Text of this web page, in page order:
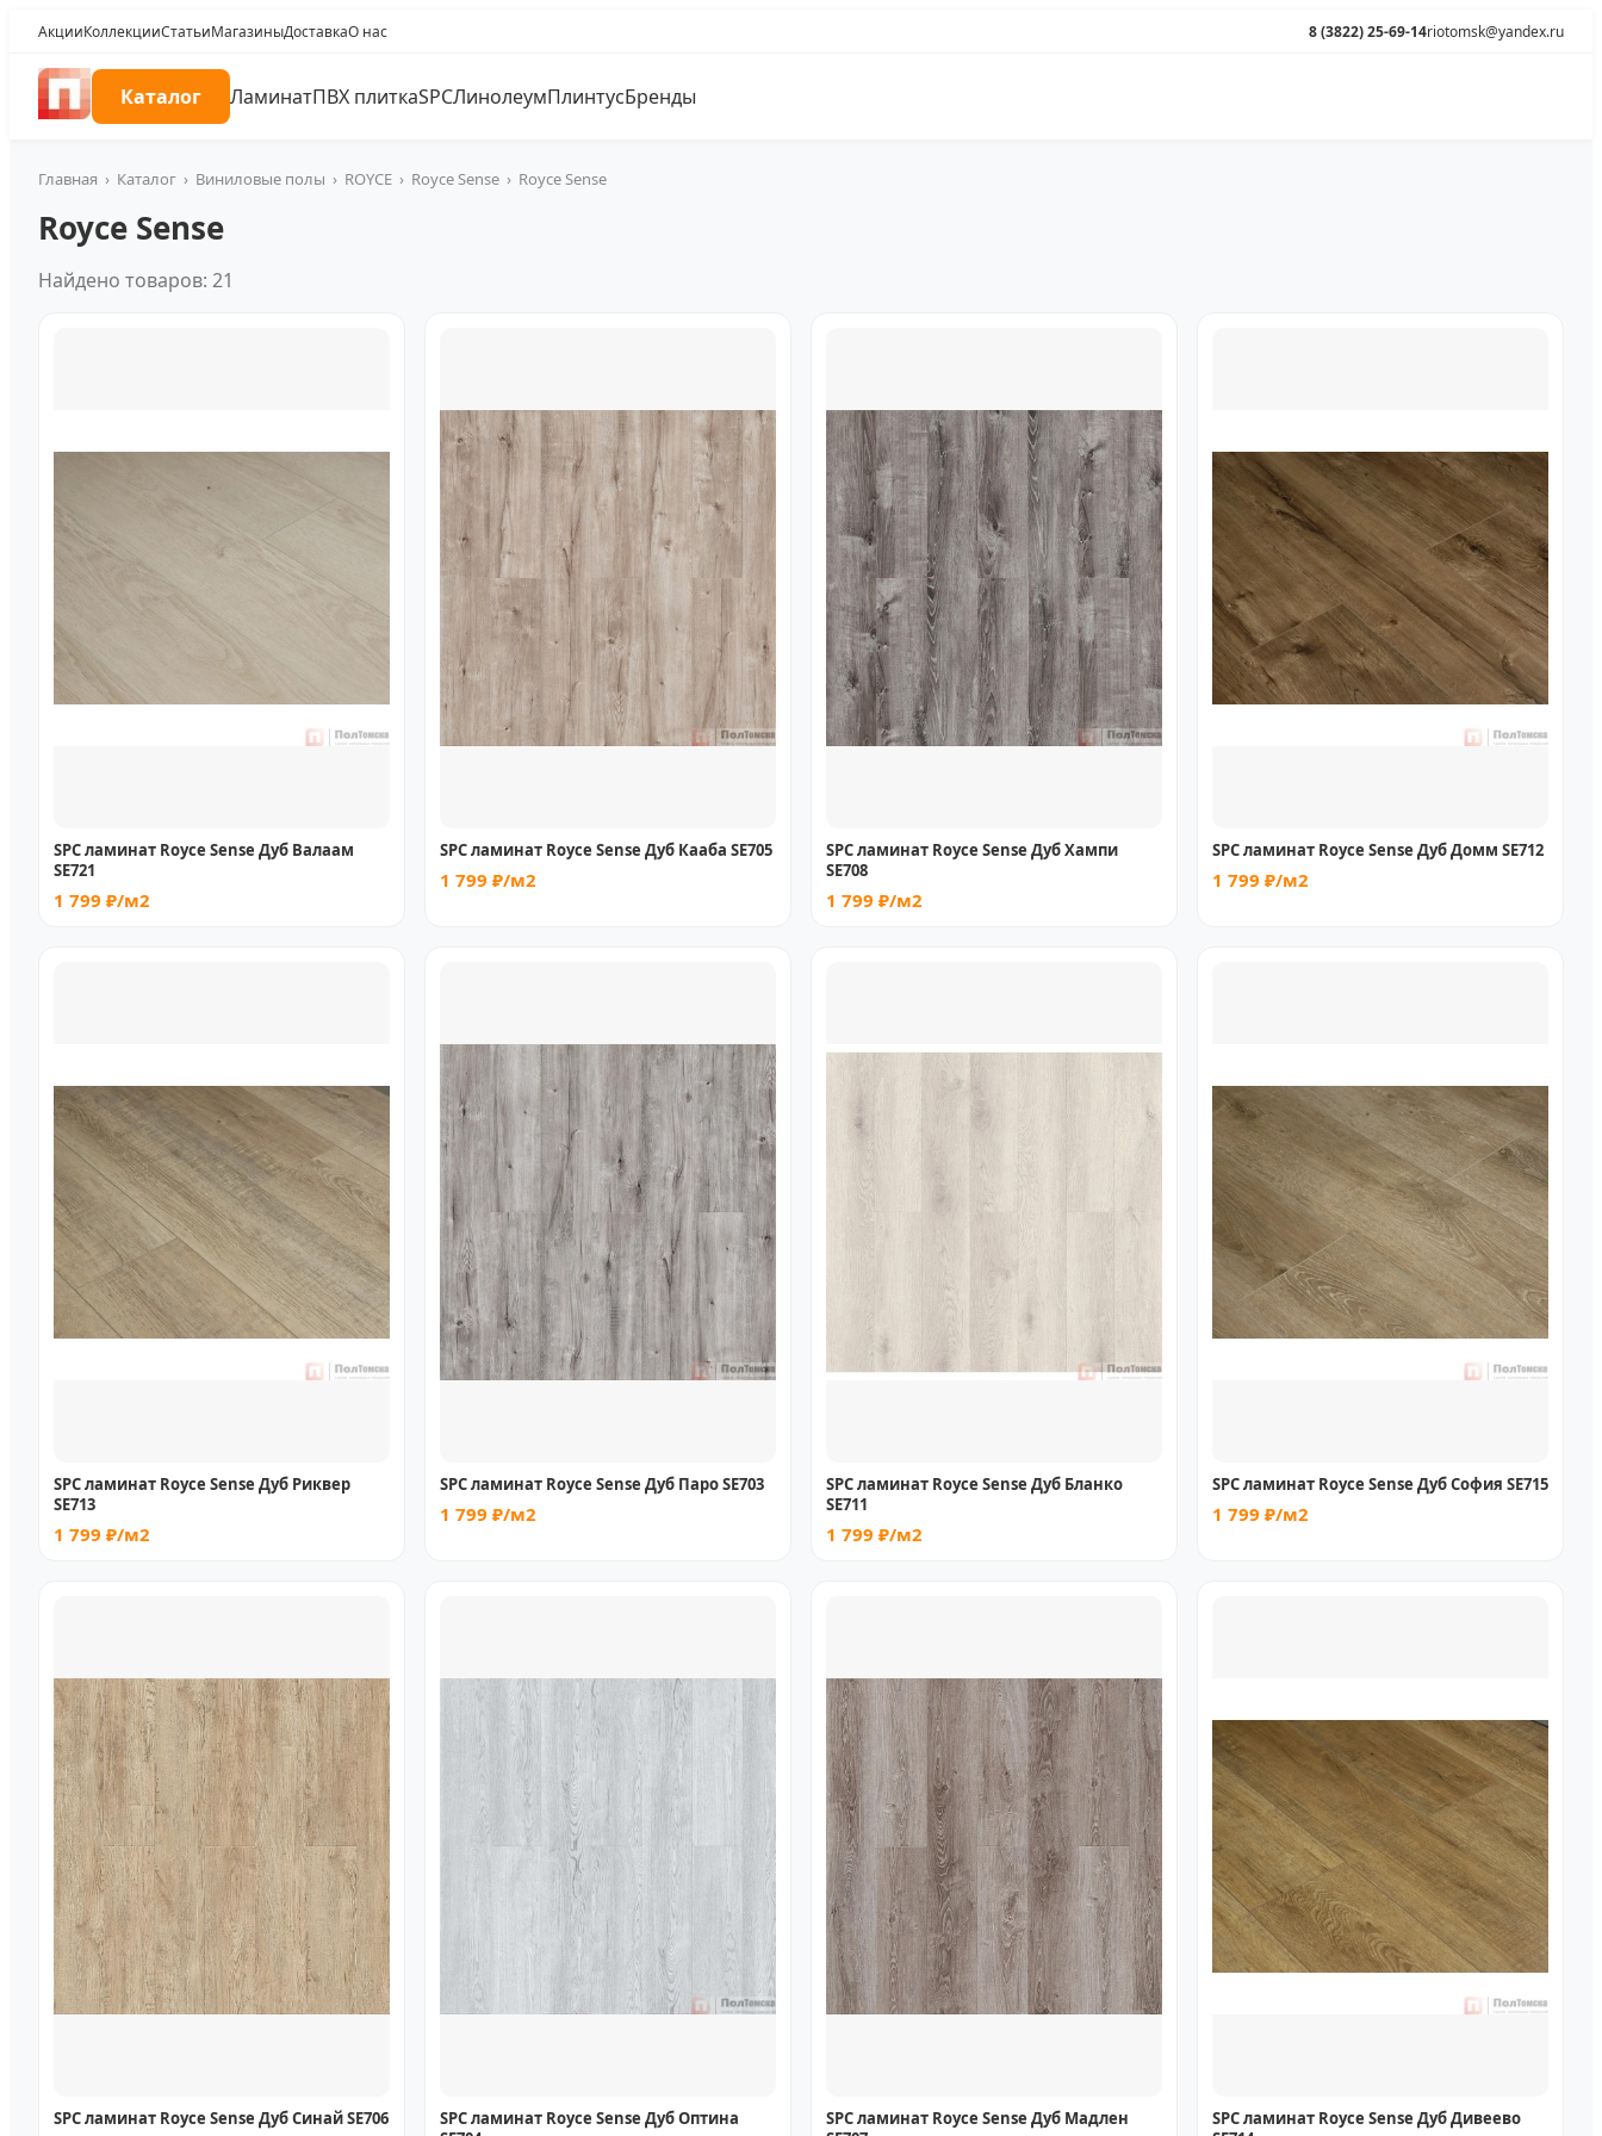
АкцииКоллекцииСтатьиМагазиныДоставкаО нас 8 (3822) 25-69-14riotomsk@yandex.ru
Каталог ЛаминатПВХ плиткаSPCЛинолеумПлинтусБренды
Главная › Каталог › Виниловые полы › ROYCE › Royce Sense › Royce Sense
Royce Sense
Найдено товаров: 21
SPC ламинат Royce Sense Дуб Валаам
SE721
1 799 ₽/м2
SPC ламинат Royce Sense Дуб Кааба SE705
1 799 ₽/м2
SPC ламинат Royce Sense Дуб Хампи
SE708
1 799 ₽/м2
SPC ламинат Royce Sense Дуб Домм SE712
1 799 ₽/м2
SPC ламинат Royce Sense Дуб Риквер
SE713
1 799 ₽/м2
SPC ламинат Royce Sense Дуб Паро SE703
1 799 ₽/м2
SPC ламинат Royce Sense Дуб Бланко
SE711
1 799 ₽/м2
SPC ламинат Royce Sense Дуб София SE715
1 799 ₽/м2
SPC ламинат Royce Sense Дуб Синай SE706
SPC ламинат Royce Sense Дуб Оптина
SPC ламинат Royce Sense Дуб Мадлен
SPC ламинат Royce Sense Дуб Дивеево